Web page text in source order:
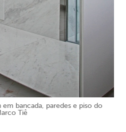
bancada, paredes e piso do
Tiê